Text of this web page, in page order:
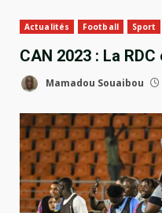
Actualités Football Sport
CAN 2023 : La
Mamadou Souaibou